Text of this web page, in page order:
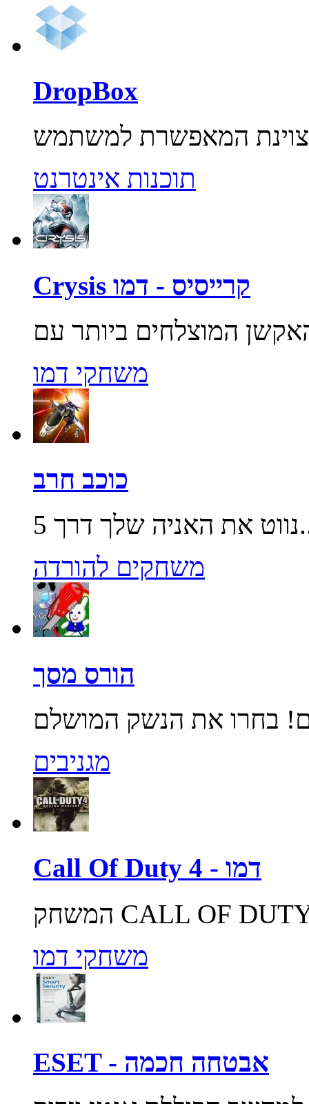
DropBox
תוכנות אינטרנט
Crysis קרייסיס - דמו
משחקי דמו
כוכב חרב
5...
משחקים להורדה
הורס מסך
מגניבים
Call Of Duty 4 - דמו
משחקי דמו
ESET - אבטחה חכמה